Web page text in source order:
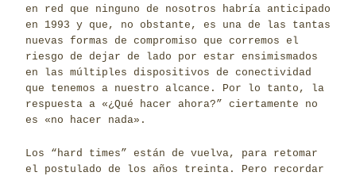
en red que ninguno de nosotros habría anticipado
en 1993 y que, no obstante, es una de las tantas
nuevas formas de compromiso que corremos el
riesgo de dejar de lado por estar ensimismados
en las múltiples dispositivos de conectividad
que tenemos a nuestro alcance. Por lo tanto, la
respuesta a «¿Qué hacer ahora?” ciertamente no
es «no hacer nada».
Los “hard times” están de vuelva, para retomar
el postulado de los años treinta. Pero recordar